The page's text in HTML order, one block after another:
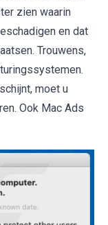
zien waarin
en dat
Trouwens,
moet u
Ook Mac Ads